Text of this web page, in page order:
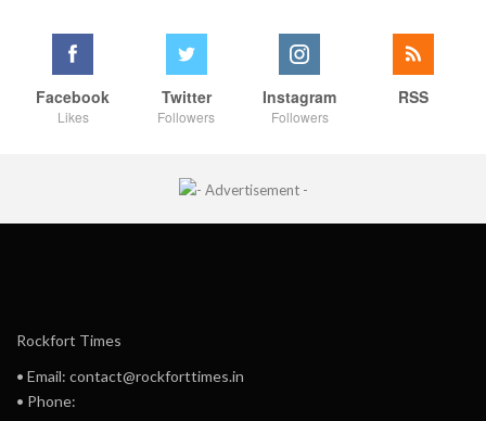
Facebook
Likes
Twitter
Followers
Instagram
Followers
RSS
Rockfort Times
• Email: contact@rockforttimes.in
• Phone: